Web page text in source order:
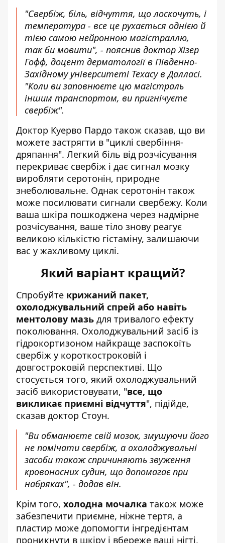
"Свербіж, біль, відчуття, що лоскочуть, і
температура - все це рухається однією й
тією самою нейронною магістраллю,
так би мовити", - пояснив доктор Хізер
Гофф, доцент дерматології в Південно-
Західному університеті Техасу в Далласі.
"Коли ви заповнюєте цю магістраль
іншим транспортом, ви пригнічуєте
свербіж".
Доктор Куерво Пардо також сказав, що ви
можете застрягти в "циклі свербіння-
дряпання". Легкий біль від розчісування
перекриває свербіж і дає сигнал мозку
виробляти серотонін, природне
знеболювальне. Однак серотонін також
може посилювати сигнали свербежу. Коли
ваша шкіра пошкоджена через надмірне
розчісування, ваше тіло знову реагує
великою кількістю гістаміну, залишаючи
вас у жахливому циклі.
Який варіант кращий?
Спробуйте крижаний пакет,
охолоджувальний спрей або навіть
ментолову мазь для тривалого ефекту
поколювання. Охолоджувальний засіб із
гідрокортизоном найкраще заспокоїть
свербіж у короткостроковій і
довгостроковій перспективі. Що
стосується того, який охолоджувальний
засіб використовувати, "все, що
викликає приємні відчуття", підійде,
сказав доктор Стоун.
"Ви обманюєте свій мозок, змушуючи його
не помічати свербіж, а охолоджувальні
засоби також спричиняють звуження
кровоносних судин, що допомагає при
набряках", - додав він.
Крім того, холодна мочалка також може
забезпечити приємне, ніжне тертя, а
пластир може допомогти інгредієнтам
проникнути в шкіру і вбереже ваші нігті,